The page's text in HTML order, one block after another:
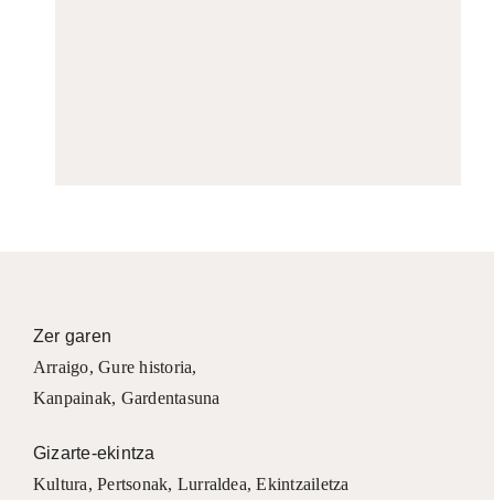
Zer garen
Arraigo,Gure historia,
Kanpainak, Gardentasuna
Gizarte-ekintza
Kultura,Pertsonak, Lurraldea,Ekintzailetza